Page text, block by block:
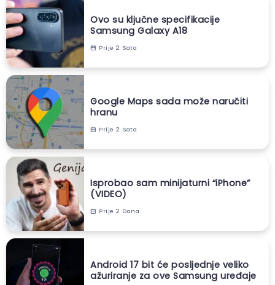
Ovo su ključne specifikacije
Samsung Galaxy A18
Prije 2 Sata
Google Maps sada može naručiti
hranu
Prije 2 Sata
Isprobao sam minijaturni “iPhone”
(VIDEO)
Prije 2 Dana
Android 17 bit će posljednje veliko
ažuriranje za ove Samsung uređaje